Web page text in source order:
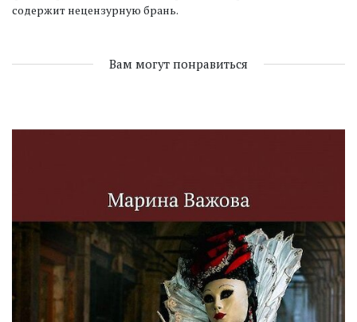
содержит нецензурную брань.
Вам могут понравиться